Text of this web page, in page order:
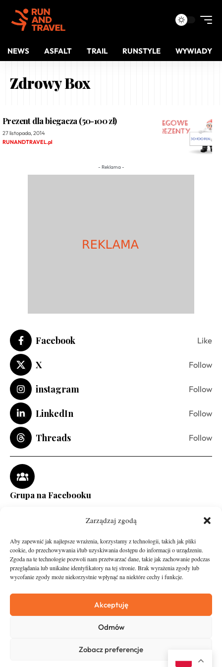
Zarządzaj zgodą
Aby zapewnić jak najlepsze wrażenia, korzystamy z technologii, takich jak pliki
cookie, do przechowywania i/lub uzyskiwania dostępu do informacji o urządzeniu.
Zgoda na te technologie pozwoli nam przetwarzać dane, takie jak zachowanie podczas
przeglądania lub unikalne identyfikatory na tej stronie. Brak wyrażenia zgody lub
wycofanie zgody może niekorzystnie wpłynąć na niektóre cechy i funkcje.
Akceptuję
Odmów
Zobacz preferencje
NEWS ASFALT TRAIL RUNSTYLE WYWIADY
Zdrowy Box
Prezent dla biegacza (50-100 zł)
27 listopada, 2014
RUNANDTRAVEL.pl
- Reklama -
Facebook Like
X Follow
instagram Follow
LinkedIn Follow
Threads Follow
Grupa na Facebooku
Asfalt
O nas
Zostań Patronem
Kontakt